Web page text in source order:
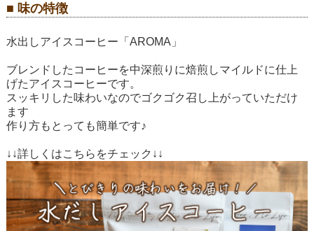
■ 味の特徴
水出しアイスコーヒー「AROMA」
ブレンドしたコーヒーを中深煎りに焙煎しマイルドに仕上
げたアイスコーヒーです。
スッキリした味わいなのでゴクゴク召し上がっていただけ
ます
作り方もとっても簡単です♪
↓↓詳しくはこちらをチェック↓↓